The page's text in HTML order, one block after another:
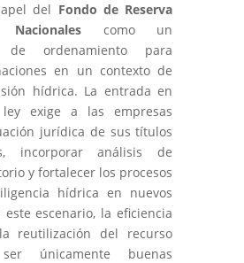
del Fondo de Reserva
como un
de ordenamiento para
en un contexto de
hídrica. La entrada en
exige a las empresas
jurídica de sus títulos
incorporar análisis de
y fortalecer los procesos
hídrica en nuevos
este escenario, la eficiencia
reutilización del recurso
únicamente buenas